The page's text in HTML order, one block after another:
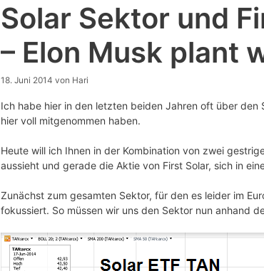
Solar Sektor und
– Elon Musk plant
18. Juni 2014 von Hari
Ich habe hier in den letzten beiden Jahren oft über
hier voll mitgenommen haben.
Heute will ich Ihnen in der Kombination von zwei
aussieht und gerade die Aktie von First Solar, sich in
Zunächst zum gesamten Sektor, für den es leider im
fokussiert. So müssen wir uns den Sektor nun anhand